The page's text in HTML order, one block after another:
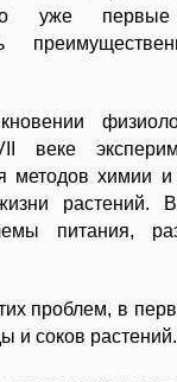
уже первые
веке
методов химии
растений.
питания,
проблем, в
и соков растений.